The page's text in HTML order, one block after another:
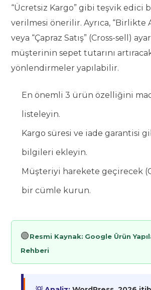
“Ücretsiz Kargo” gibi teşvik edici
verilmesi önerilir. Ayrıca, “Birlikte
veya “Çapraz Satış” (Cross-sell)
müşterinin sepet tutarını
yönlendirmeler yapılabilir.
En önemli 3 ürün özelliğini
listeleyin.
Kargo süresi ve iade garantisi
bilgileri ekleyin.
Müşteriyi harekete geçirecek
bir cümle kurun.
🟢Resmi Kaynak: Google Ürün
Rehberi